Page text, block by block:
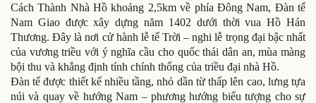
Cách Thành Nhà Hồ khoảng 2,5km về phía Đông Nam, Đàn tế
Nam Giao được xây dựng năm 1402 dưới thời vua Hồ Hán
Thương. Đây là nơi cử hành lễ tế Trời – nghi lễ trọng đại bậc nhất
của vương triều với ý nghĩa cầu cho quốc thái dân an, mùa màng
bội thu và khẳng định tính chính thống của triều đại nhà Hồ.
Đàn tế được thiết kế nhiều tầng, nhỏ dần từ thấp lên cao, lưng tựa
núi và quay về hướng Nam – phương hướng biểu tượng cho sự